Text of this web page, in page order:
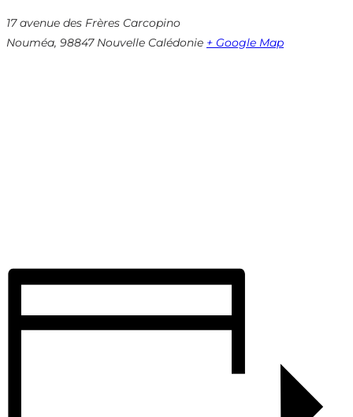
17 avenue des Frères Carcopino
Nouméa, 98847 Nouvelle Calédonie + Google Map